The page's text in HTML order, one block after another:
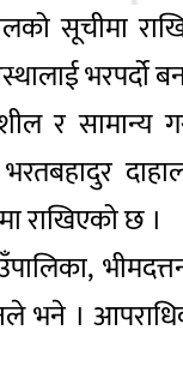
सूचीमा
भरपर्दो
र सामान्य
भरतबहादुर
राखिएको छ ।
।